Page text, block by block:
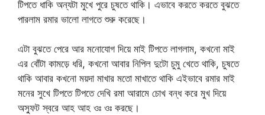
টিপতে ধাকি অন্যটা মুখে পুরে চুষতে থাকি। এভাবে করতে করতে বুঝতে
পারলাম রমার ভালো লাগতে শুরু করেছে।
এটা বুঝতে পেরে আর মনোযোগ দিয়ে মাই টিপতে লাগলাম, কখনো মাই
এর বোঁটা কামড়ে ধরি, কখনো আবার নিপিল দুটো চুমু খেতে থাকি, চুষতে
থাকি আবার কখনো ময়দা মাখার মতো মাখাতে থাকি এইভাবে রমার মাই
মনের সুখে টিপতে টিপতে দেখি রমা আরামে চোখ বন্ধ করে মুখ দিয়ে
অস্ফুট স্বরে আহ আহ ওঃ ওঃ করছে।